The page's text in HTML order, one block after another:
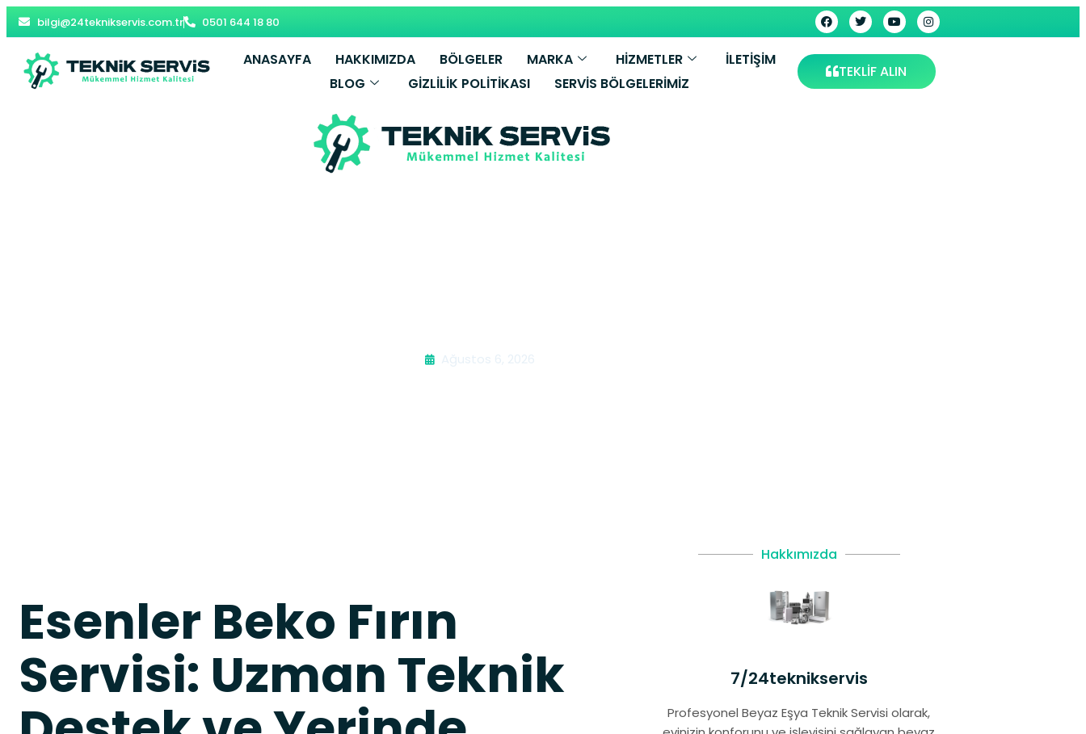
bilgi@24teknikservis.com.tr 0501 644 18 80
ANASAYFA HAKKIMIZDA BÖLGELER MARKA HİZMETLER
İLETIŞIM
BLOG
GIZLILIK POLITIKASI SERVIS BÖLGELERIMIZ
TEKLİF ALIN
Ağustos 6, 2026
Esenler Beko Fırın
Servisi: Uzman Teknik
Hakkımızda
7/24teknikservis
Profesyonel Beyaz Eşya Teknik Servisi olarak,